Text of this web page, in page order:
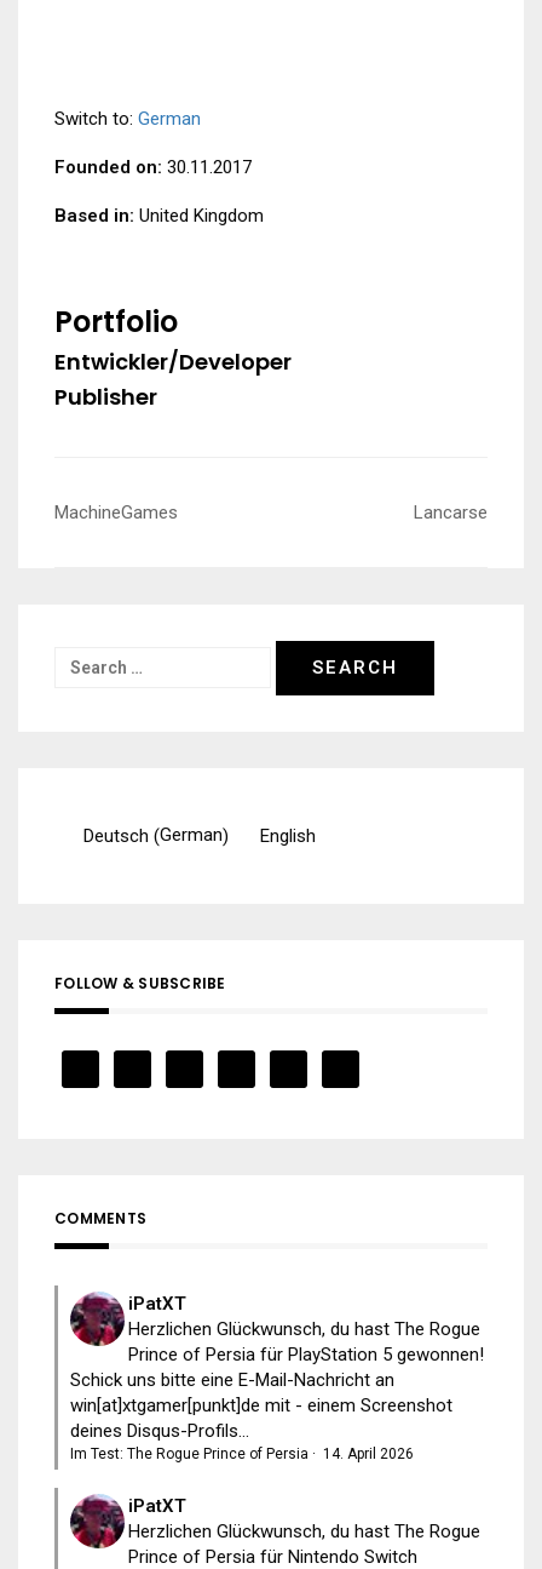
Switch to: German
Founded on: 30.11.2017
Based in: United Kingdom
Portfolio
Entwickler/Developer
Publisher
Post
MachineGames Lancarse
Search
Deutsch (German) English
FOLLOW & SUBSCRIBE
COMMENTS
iPatXT
Herzlichen Glückwunsch, du hast The Rogue
Prince of Persia für PlayStation 5 gewonnen!
Schick uns bitte eine E-Mail-Nachricht an
win[at]xtgamer[punkt]de mit - einem Screenshot
deines Disqus-Profils...
Im Test: The Rogue Prince of Persia · 14. April 2026
iPatXT
Herzlichen Glückwunsch, du hast The Rogue
Prince of Persia für Nintendo Switch